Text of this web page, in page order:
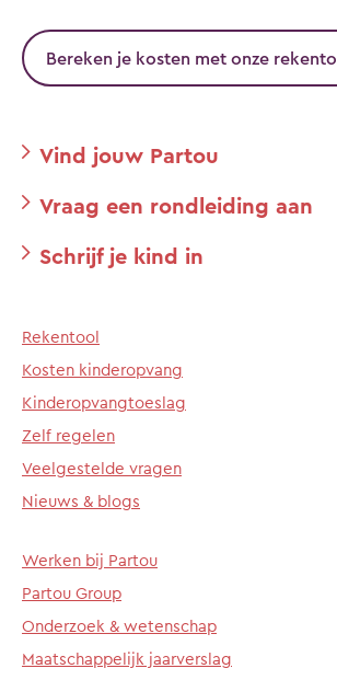
Bereken je kosten met onze
Vind jouw Partou
Vraag een rondleiding aan
Schrijf je kind in
Rekentool
Kosten kinderopvang
Kinderopvangtoeslag
Zelf regelen
Veelgestelde vragen
Nieuws & blogs
Werken bij Partou
Partou Group
Onderzoek & wetenschap
Maatschappelijk jaarverslag